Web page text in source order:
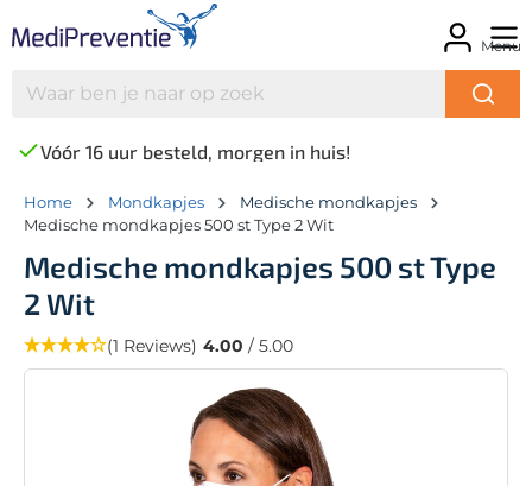
Menu
Vóór 16 uur besteld, morgen in huis!
Home Mondkapjes
Medische mondkapjes
Medische mondkapjes 500 st Type 2 Wit
Medische mondkapjes 500 st Type
2 Wit
(1 Reviews) 4.00 / 5.00